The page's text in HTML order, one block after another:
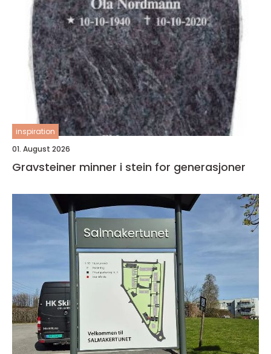
inspiration
01. August 2026
Gravsteiner minner i stein for generasjoner